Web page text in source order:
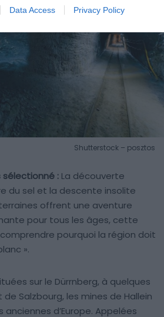
Data Access Privacy Policy
Shutterstock – posztos
sélectionné : La découverte
du sel et la descente insolite
offrent une aventure
pour tous les âges, cette
pourquoi la région doit
».
sur le Dürrnberg, à quelques
Salzbourg, les mines de Hallein
d’Europe. Appelées